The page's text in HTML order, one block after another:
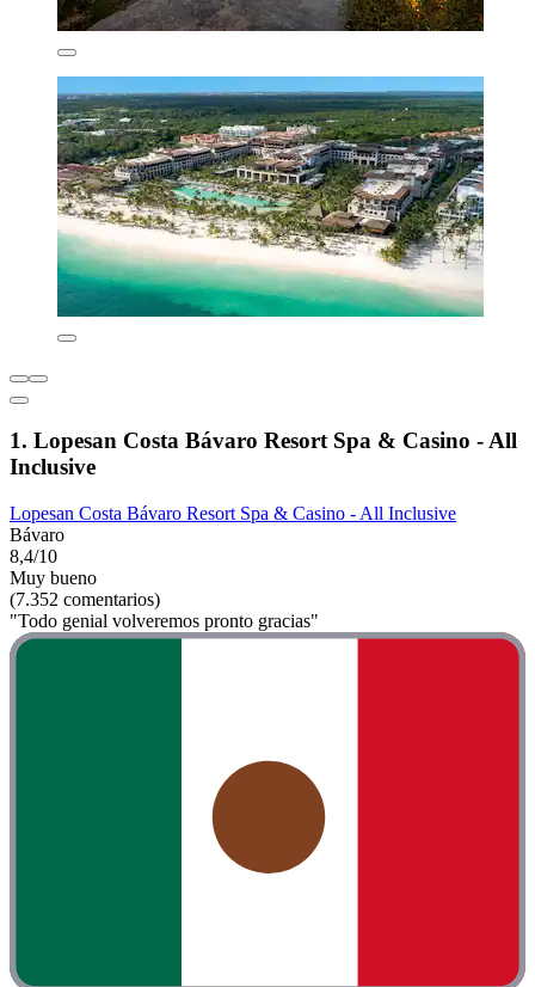
1. Lopesan Costa Bávaro Resort Spa & Casino - All
Inclusive
Lopesan Costa Bávaro Resort Spa & Casino - All Inclusive
Bávaro
8,4/10
Muy bueno
(7.352 comentarios)
"Todo genial volveremos pronto gracias"